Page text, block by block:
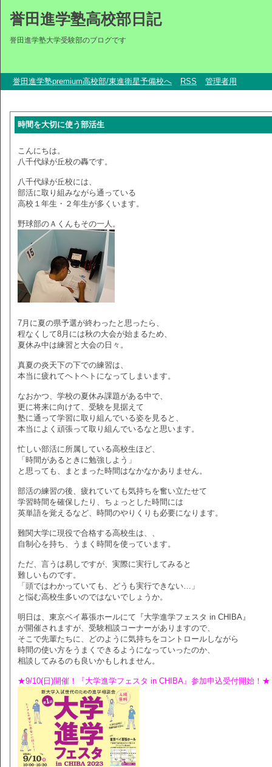
誉田進学塾高校部日記
誉田進学塾大学受験部のブログです
誉田進学塾premium高校部/東進衛星予備校へ RSS 管理者用
時間を大切に使う部活生
こんにちは。
八千代緑が丘校の轟です。
八千代緑が丘校には、
部活に取り組みながら通っている
高校１年生・２年生が多くいます。
野球部のＡくんもその一人。
7月に夏の県予選が終わったと思ったら、
程なくして8月には秋の大会が始まるため、
夏休み中は練習と大会の日々。
真夏の炎天下の下での練習は、
本当に疲れてヘトヘトになってしまいます。
なおかつ、学校の夏休み課題がある中で、
更に将来に向けて、受験を見据えて
塾に通って学習に取り組んでいる姿を見ると、
本当によく頑張って取り組んでいるなと思います。
忙しい部活に所属している高校生ほど、
「時間があるときに勉強しよう」
と思っても、まとまった時間はなかなかありません。
部活の練習の後、疲れていても気持ちを奮い立たせて
学習時間を確保したり、ちょっとした時間には
英単語を覚えるなど、時間のやりくりも必要になります。
難関大学に現役で合格する高校生は、、
自制心を持ち、うまく時間を使っています。
ただ、言うは易しですが、実際に実行してみると
難しいものです。
「頭ではわかっていても、どうも実行できない…」
と悩む高校生多いのではないでしょうか。
明日は、東京ベイ幕張ホールにて『大学進学フェスタ in CHIBA』
が開催されますが、受験相談コーナーがありますので、
そこで先輩たちに、どのように気持ちをコントロールしながら
時間の使い方をうまくできるようになっていったのか、
相談してみるのも良いかもしれません。
★9/10(日)開催！『大学進学フェスタ in CHIBA』参加申込受付開始！★